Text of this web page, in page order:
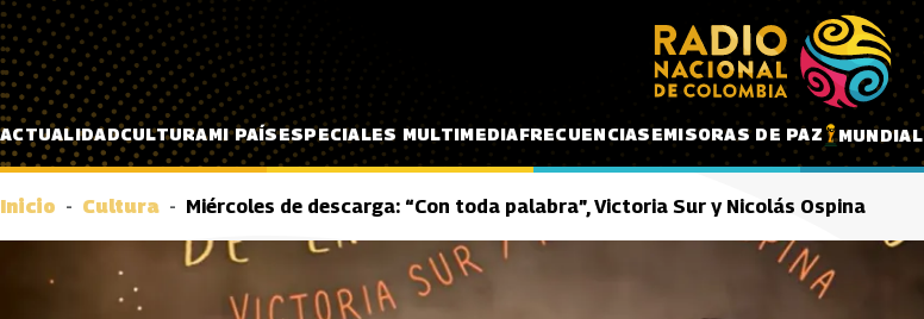
Pasar al contenido principal
ACTUALIDADCULTURAMI PAÍSESPECIALES MULTIMEDIAFRECUENCIASEMISORAS DE PAZ MUNDIAL
Inicio Cultura Miércoles de descarga: “Con toda palabra”, Victoria Sur y Nicolás Ospina